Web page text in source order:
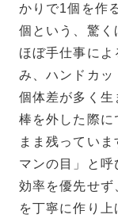
かりで1個を作
個という、驚く
ほぼ手仕事に
み、ハンドカッ
個体差が多く生
棒を外した際に
まま残ってい
マンの目」と呼
効率を優先せず
を丁寧に作り